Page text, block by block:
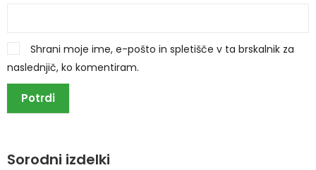
Shrani moje ime, e-pošto in spletišče v ta brskalnik za
naslednjič, ko komentiram.
Sorodni izdelki